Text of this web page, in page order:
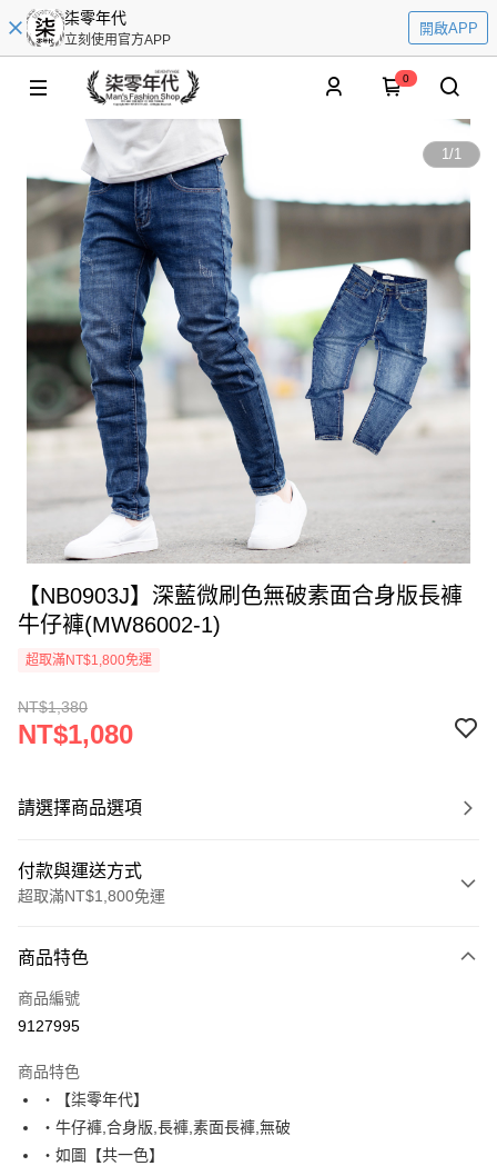
柒零年代
立刻使用官方APP
開啟APP
0
1/1
【NB0903J】深藍微刷色無破素面合身版長褲
牛仔褲(MW86002-1)
超取滿NT$1,800免運
NT$1,380
NT$1,080
請選擇商品選項
付款與運送方式
超取滿NT$1,800免運
信用卡一次付款
超商取貨付款
Apple Pay
街口支付
商品特色
商品編號
9127995
商品特色
‧【柒零年代】
‧牛仔褲,合身版,長褲,素面長褲,無破
‧如圖【共一色】